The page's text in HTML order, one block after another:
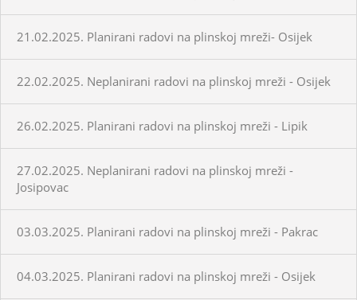
21.02.2025. Planirani radovi na plinskoj mreži- Osijek
22.02.2025. Neplanirani radovi na plinskoj mreži - Osijek
26.02.2025. Planirani radovi na plinskoj mreži - Lipik
27.02.2025. Neplanirani radovi na plinskoj mreži -
Josipovac
03.03.2025. Planirani radovi na plinskoj mreži - Pakrac
04.03.2025. Planirani radovi na plinskoj mreži - Osijek